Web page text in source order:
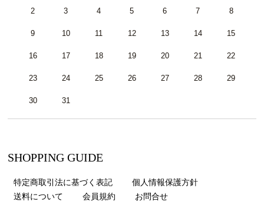
2 3 4 5 6 7 8
9 10 11 12 13 14 15
16 17 18 19 20 21 22
23 24 25 26 27 28 29
30 31
SHOPPING GUIDE
特定商取引法に基づく表記
個人情報保護方針
送料について
会員規約 お問合せ